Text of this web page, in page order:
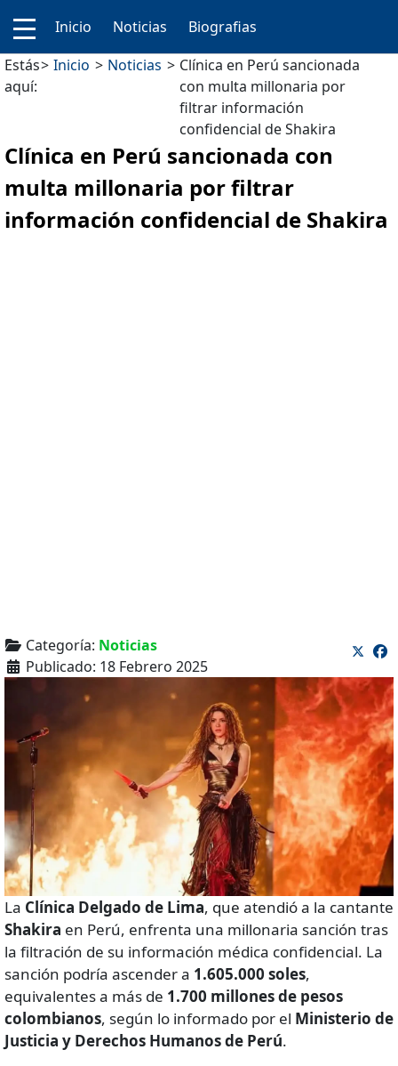
Inicio Noticias
Biografias
Estás
aquí:
Inicio Noticias
Clínica en Perú sancionada
con multa millonaria por
filtrar información
confidencial de Shakira
Clínica en Perú sancionada con
multa millonaria por filtrar
información confidencial de Shakira
Categoría: Noticias
Publicado: 18 Febrero 2025
La Clínica Delgado de Lima, que atendió a la cantante
Shakira en Perú, enfrenta una millonaria sanción tras
la filtración de su información médica confidencial. La
sanción podría ascender a 1.605.000 soles,
equivalentes a más de 1.700 millones de pesos
colombianos, según lo informado por el Ministerio de
Justicia y Derechos Humanos de Perú.